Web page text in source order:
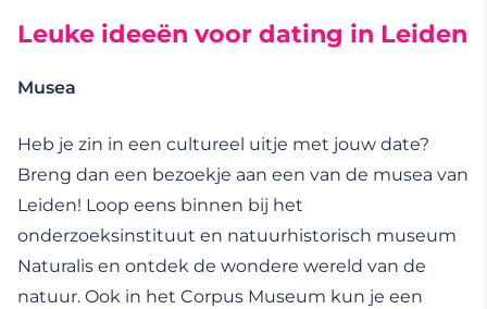
Leuke ideeën voor dating in Leiden
Musea
Heb je zin in een cultureel uitje met jouw date?
Breng dan een bezoekje aan een van de musea van
Leiden! Loop eens binnen bij het
onderzoeksinstituut en natuurhistorisch museum
Naturalis en ontdek de wondere wereld van de
natuur. Ook in het Corpus Museum kun je een